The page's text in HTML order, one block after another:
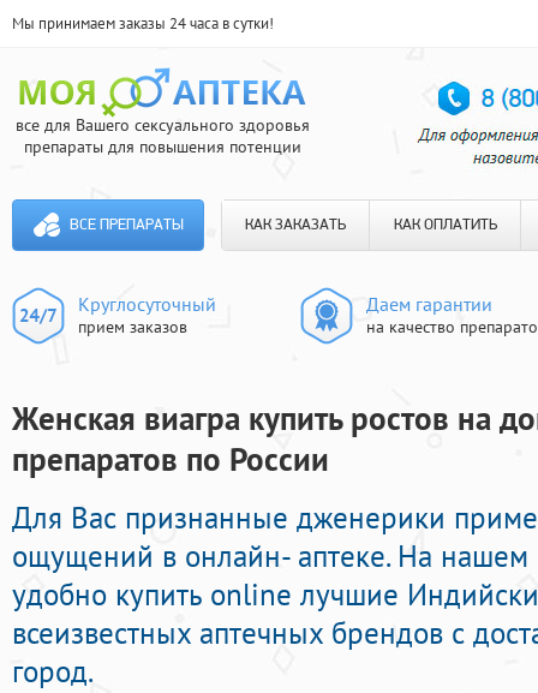
Мы принимаем заказы 24 часа в сутки!
все для Вашего сексуального здоровья
препараты для повышения потенции
ВСЕ ПРЕПАРАТЫ КАК ЗАКАЗАТЬ КАК ОПЛАТИТЬ
Круглосуточный
прием заказов
Даем гарантии
на качество
Женская виагра купить ростов на
препаратов по России
Для Вас признанные дженерики
ощущений в онлайн- аптеке. На
удобно купить online лучшие
всеизвестных аптечных брендов с
город.